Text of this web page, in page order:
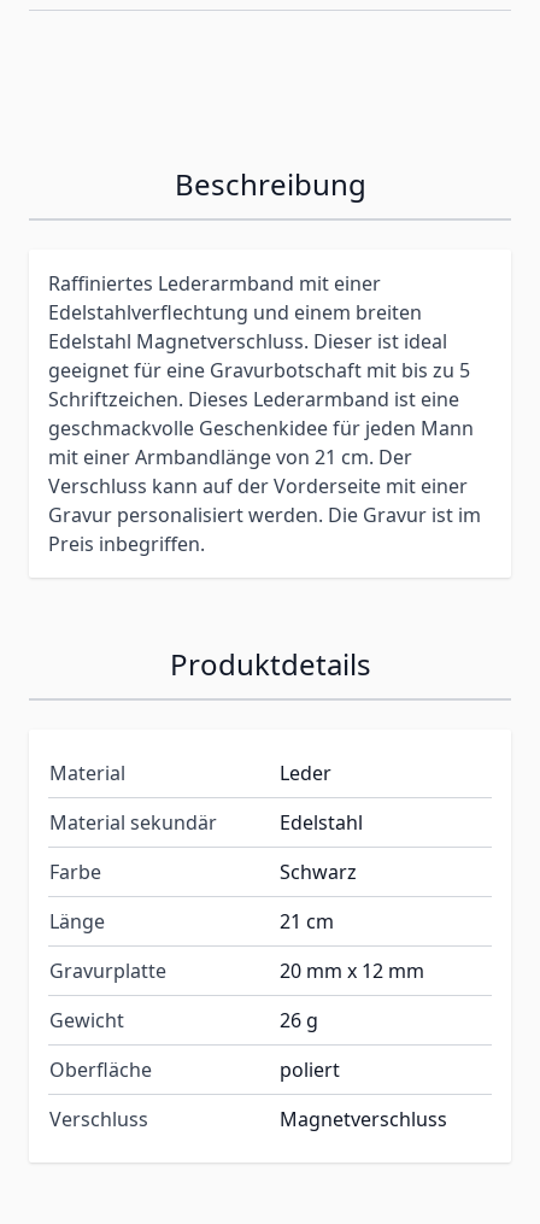
Beschreibung
Raffiniertes Lederarmband mit einer
Edelstahlverflechtung und einem breiten
Edelstahl Magnetverschluss. Dieser ist ideal
geeignet für eine Gravurbotschaft mit bis zu 5
Schriftzeichen. Dieses Lederarmband ist eine
geschmackvolle Geschenkidee für jeden Mann
mit einer Armbandlänge von 21 cm. Der
Verschluss kann auf der Vorderseite mit einer
Gravur personalisiert werden. Die Gravur ist im
Preis inbegriffen.
Produktdetails
Material
Leder
Material sekundär
Edelstahl
Farbe
Schwarz
Länge
21 cm
Gravurplatte
20 mm x 12 mm
Gewicht
26 g
Oberfläche
poliert
Verschluss
Magnetverschluss